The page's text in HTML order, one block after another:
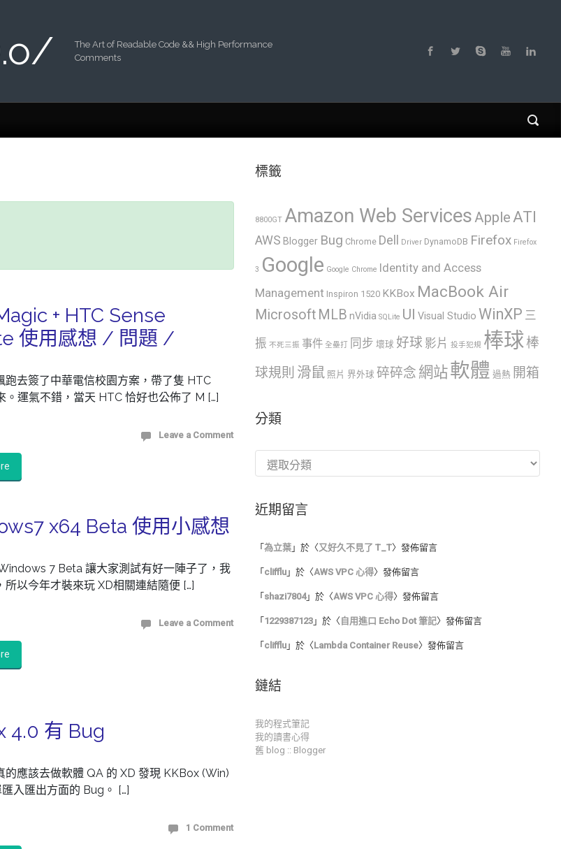
The Art of Readable Code && High Performance
Comments
+ HTC Sense
使用感想 / 問題 /
跑去簽了中華電信校園方案，帶了隻 HTC
。運氣不錯，當天 HTC 恰好也公佈了 M […]
Leave a Comment
x64 Beta 使用小感想
7 Beta 讓大家測試有好一陣子了，我
所以今年才裝來玩 XD相關連結隨便 […]
Leave a Comment
4.0 有 Bug
的應該去做軟體 QA 的 XD 發現 KKBox (Win)
入匯出方面的 Bug。 […]
1 Comment
標籤
8800GT Amazon Web Services AppleATI
AWS Blogger Bug Chrome Dell Driver DynamoDB Firefox Firefox
3 Google Google Chrome
Identity and Access
Management Inspiron 1520 KKBox MacBook Air
Microsoft MLB nVidia SQLite UI Visual Studio WinXP 三
振 不死三振 事件 全壘打 同步 壞球 好球 影片 投手犯規 棒球棒
球規則 滑鼠 照片 界外球 碎碎念 網站軟體 過熱 開箱
分類
近期留言
「 為立葉 」於〈又好久不見了 T_T〉發佈留言
「 clifflu 」於〈AWS VPC 心得〉發佈留言
「 shazi7804」於〈AWS VPC 心得〉發佈留言
「 1229387123 」於〈 自用進口 Echo Dot 筆記〉發佈留言
「 clifflu 」於〈Lambda Container Reuse〉發佈留言
鏈結
我的程式筆記
我的讀書心得
舊 blog :: Blogger